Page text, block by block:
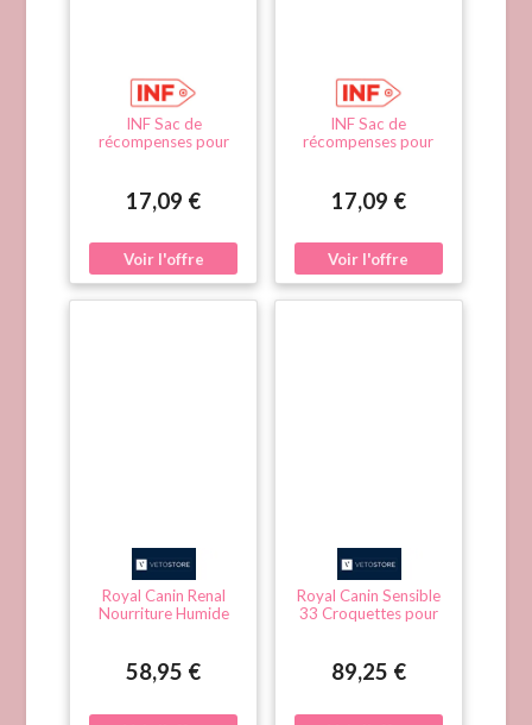
INF Sac de
récompenses pour
portable en silicone
pour l'éducation
17,09 €
INF Sac de
récompenses pour
portable en silicone
pour l'éducation
17,09 €
Royal Canin Renal
Nourriture Humide
58,95 €
Royal Canin Sensible
33 Croquettes pour
89,25 €